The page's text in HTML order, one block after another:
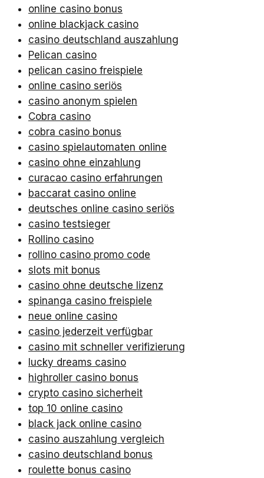
online casino bonus
online blackjack casino
casino deutschland auszahlung
Pelican casino
pelican casino freispiele
online casino seriös
casino anonym spielen
Cobra casino
cobra casino bonus
casino spielautomaten online
casino ohne einzahlung
curacao casino erfahrungen
baccarat casino online
deutsches online casino seriös
casino testsieger
Rollino casino
rollino casino promo code
slots mit bonus
casino ohne deutsche lizenz
spinanga casino freispiele
neue online casino
casino jederzeit verfügbar
casino mit schneller verifizierung
lucky dreams casino
highroller casino bonus
crypto casino sicherheit
top 10 online casino
black jack online casino
casino auszahlung vergleich
casino deutschland bonus
roulette bonus casino